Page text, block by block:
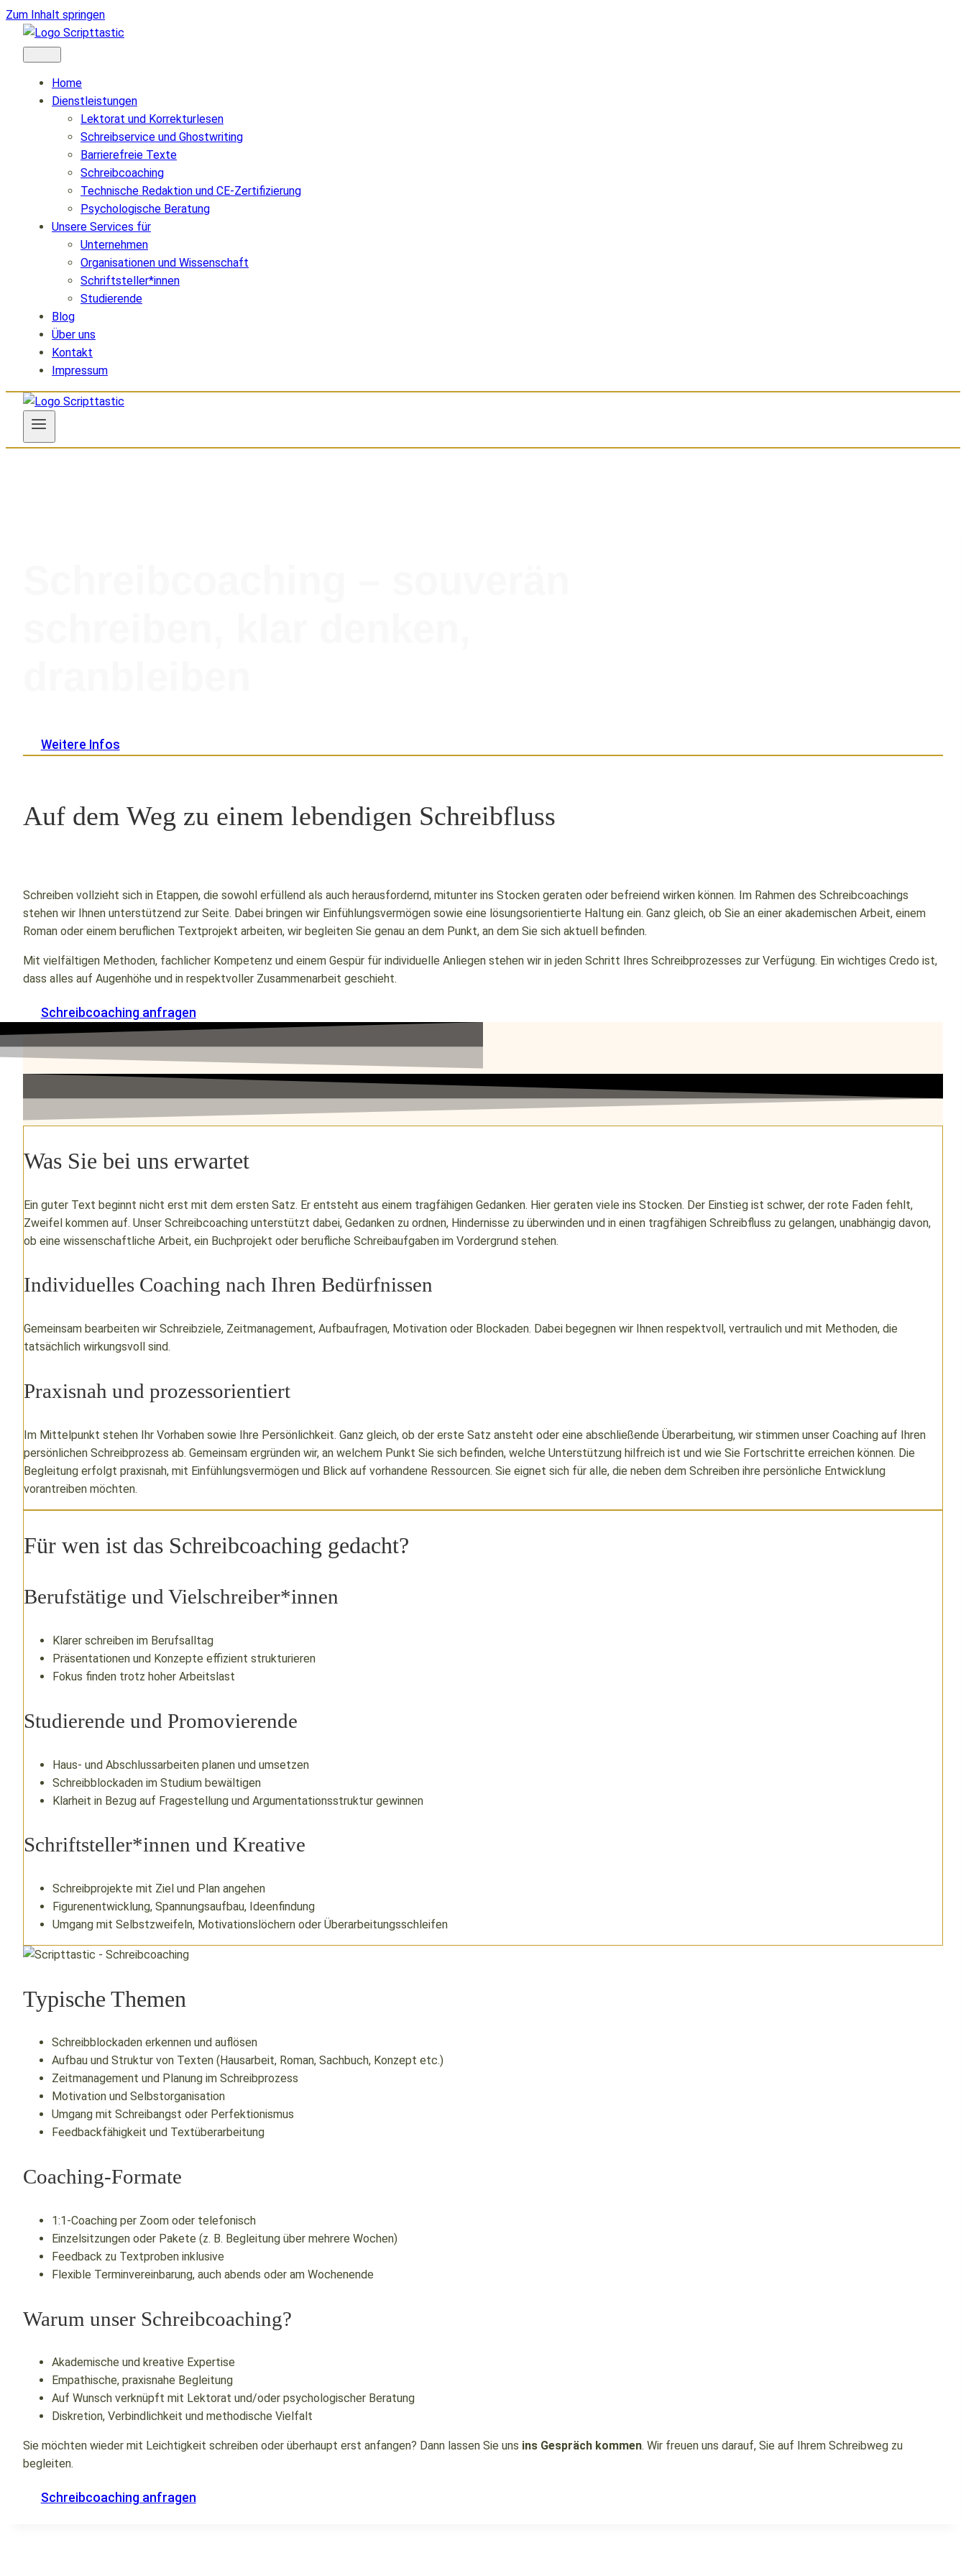
Zum Inhalt springen
Home
Dienstleistungen
Lektorat und Korrekturlesen
Schreibservice und Ghostwriting
Barrierefreie Texte
Schreibcoaching
Technische Redaktion und CE-Zertifizierung
Psychologische Beratung
Unsere Services für
Unternehmen
Organisationen und Wissenschaft
Schriftsteller*innen
Studierende
Blog
Über uns
Kontakt
Impressum
Weitere Infos
Auf dem Weg zu einem lebendigen Schreibfluss
Schreiben vollzieht sich in Etappen, die sowohl erfüllend als auch herausfordernd, mitunter ins Stocken geraten oder befreiend wirken können. Im Rahmen des Schreibcoachings
stehen wir Ihnen unterstützend zur Seite. Dabei bringen wir Einfühlungsvermögen sowie eine lösungsorientierte Haltung ein. Ganz gleich, ob Sie an einer akademischen Arbeit, einem
Roman oder einem beruflichen Textprojekt arbeiten, wir begleiten Sie genau an dem Punkt, an dem Sie sich aktuell befinden.
Mit vielfältigen Methoden, fachlicher Kompetenz und einem Gespür für individuelle Anliegen stehen wir in jeden Schritt Ihres Schreibprozesses zur Verfügung. Ein wichtiges Credo ist,
dass alles auf Augenhöhe und in respektvoller Zusammenarbeit geschieht.
Schreibcoaching anfragen
Was Sie bei uns erwartet
Ein guter Text beginnt nicht erst mit dem ersten Satz. Er entsteht aus einem tragfähigen Gedanken. Hier geraten viele ins Stocken. Der Einstieg ist schwer, der rote Faden fehlt,
Zweifel kommen auf. Unser Schreibcoaching unterstützt dabei, Gedanken zu ordnen, Hindernisse zu überwinden und in einen tragfähigen Schreibfluss zu gelangen, unabhängig davon,
ob eine wissenschaftliche Arbeit, ein Buchprojekt oder berufliche Schreibaufgaben im Vordergrund stehen.
Individuelles Coaching nach Ihren Bedürfnissen
Gemeinsam bearbeiten wir Schreibziele, Zeitmanagement, Aufbaufragen, Motivation oder Blockaden. Dabei begegnen wir Ihnen respektvoll, vertraulich und mit Methoden, die
tatsächlich wirkungsvoll sind.
Praxisnah und prozessorientiert
Im Mittelpunkt stehen Ihr Vorhaben sowie Ihre Persönlichkeit. Ganz gleich, ob der erste Satz ansteht oder eine abschließende Überarbeitung, wir stimmen unser Coaching auf Ihren
persönlichen Schreibprozess ab. Gemeinsam ergründen wir, an welchem Punkt Sie sich befinden, welche Unterstützung hilfreich ist und wie Sie Fortschritte erreichen können. Die
Begleitung erfolgt praxisnah, mit Einfühlungsvermögen und Blick auf vorhandene Ressourcen. Sie eignet sich für alle, die neben dem Schreiben ihre persönliche Entwicklung
vorantreiben möchten.
Für wen ist das Schreibcoaching gedacht?
Berufstätige und Vielschreiber*innen
Klarer schreiben im Berufsalltag
Präsentationen und Konzepte effizient strukturieren
Fokus finden trotz hoher Arbeitslast
Studierende und Promovierende
Haus- und Abschlussarbeiten planen und umsetzen
Schreibblockaden im Studium bewältigen
Klarheit in Bezug auf Fragestellung und Argumentationsstruktur gewinnen
Schriftsteller*innen und Kreative
Schreibprojekte mit Ziel und Plan angehen
Figurenentwicklung, Spannungsaufbau, Ideenfindung
Umgang mit Selbstzweifeln, Motivationslöchern oder Überarbeitungsschleifen
Typische Themen
Schreibblockaden erkennen und auflösen
Aufbau und Struktur von Texten (Hausarbeit, Roman, Sachbuch, Konzept etc.)
Zeitmanagement und Planung im Schreibprozess
Motivation und Selbstorganisation
Umgang mit Schreibangst oder Perfektionismus
Feedbackfähigkeit und Textüberarbeitung
Coaching-Formate
1:1-Coaching per Zoom oder telefonisch
Einzelsitzungen oder Pakete (z. B. Begleitung über mehrere Wochen)
Feedback zu Textproben inklusive
Flexible Terminvereinbarung, auch abends oder am Wochenende
Warum unser Schreibcoaching?
Akademische und kreative Expertise
Empathische, praxisnahe Begleitung
Auf Wunsch verknüpft mit Lektorat und/oder psychologischer Beratung
Diskretion, Verbindlichkeit und methodische Vielfalt
Sie möchten wieder mit Leichtigkeit schreiben oder überhaupt erst anfangen? Dann lassen Sie uns ins Gespräch kommen. Wir freuen uns darauf, Sie auf Ihrem Schreibweg zu
begleiten.
Schreibcoaching anfragen